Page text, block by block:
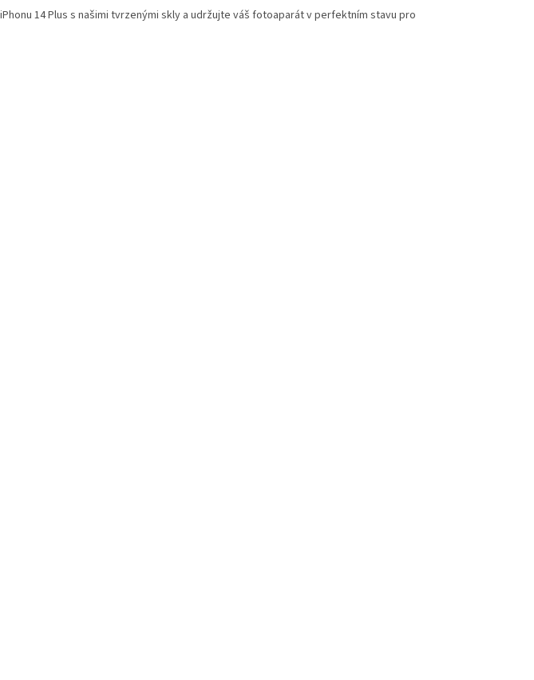
p
14 Plus s našimi tvrzenými skly a udržujte váš fotoaparát v perfektním stavu pro